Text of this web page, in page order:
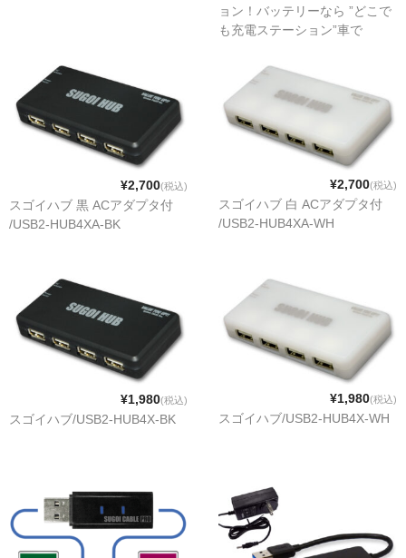
スゴイケーブル（SUGOI CABLE)
その他周辺機器製品
健康（ヘルスケア）
mamaion（ママイオン）
放射線測定器
お問い合わせ
システムトークスWebサイト
ョン！バッテリーなら ”どこで
も充電ステーション”車で
¥2,700(税込)
スゴイハブ 黒 ACアダプタ付
/USB2-HUB4XA-BK
¥2,700(税込)
スゴイハブ 白 ACアダプタ付
/USB2-HUB4XA-WH
¥1,980(税込)
スゴイハブ/USB2-HUB4X-BK
¥1,980(税込)
スゴイハブ/USB2-HUB4X-WH